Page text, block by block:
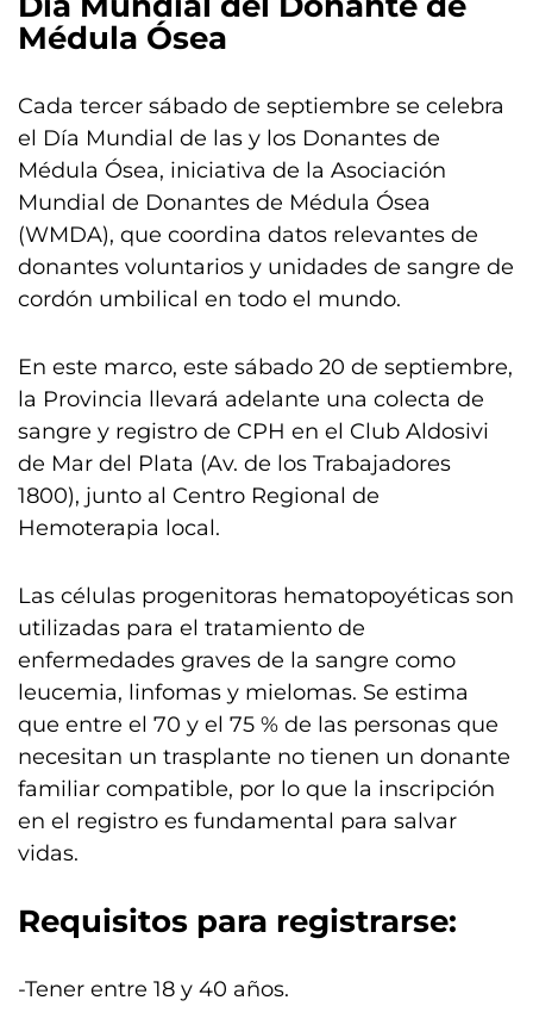
Médula Ósea
Cada tercer sábado de septiembre se celebra
el Día Mundial de las y los Donantes de
Médula Ósea, iniciativa de la Asociación
Mundial de Donantes de Médula Ósea
(WMDA), que coordina datos relevantes de
donantes voluntarios y unidades de sangre de
cordón umbilical en todo el mundo.
En este marco, este sábado 20 de septiembre,
la Provincia llevará adelante una colecta de
sangre y registro de CPH en el Club Aldosivi
de Mar del Plata (Av. de los Trabajadores
1800), junto al Centro Regional de
Hemoterapia local.
Las células progenitoras hematopoyéticas son
utilizadas para el tratamiento de
enfermedades graves de la sangre como
leucemia, linfomas y mielomas. Se estima
que entre el 70 y el 75 % de las personas que
necesitan un trasplante no tienen un donante
familiar compatible, por lo que la inscripción
en el registro es fundamental para salvar
vidas.
Requisitos para registrarse:
-Tener entre 18 y 40 años.